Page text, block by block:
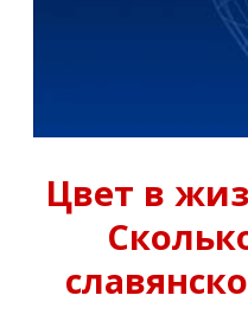
Цвет в